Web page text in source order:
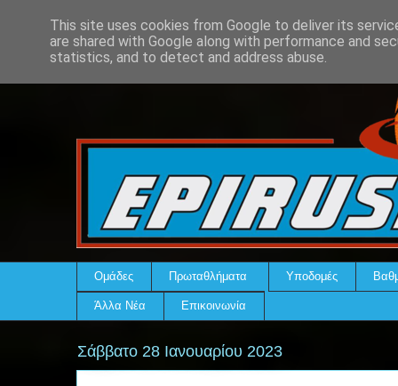
Ομάδες Πρωταθλήματα Υποδομές
Άλλα Νέα Επικοινωνία
Σάββατο 28 Ιανουαρίου 2023
This site uses cookies from Google to deliver its
are shared with Google along with performance and
statistics, and to detect and address abuse.